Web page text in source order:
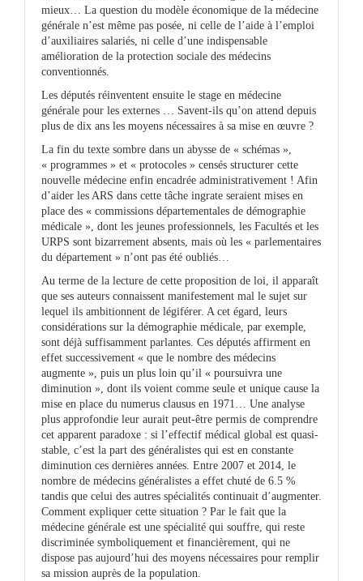
mieux… La question du modèle économique de la médecine
générale n’est même pas posée, ni celle de l’aide à l’emploi
d’auxiliaires salariés, ni celle d’une indispensable
amélioration de la protection sociale des médecins
conventionnés.
Les députés réinventent ensuite le stage en médecine
générale pour les externes … Savent-ils qu’on attend depuis
plus de dix ans les moyens nécessaires à sa mise en œuvre ?
La fin du texte sombre dans un abysse de « schémas »,
« programmes » et « protocoles » censés structurer cette
nouvelle médecine enfin encadrée administrativement ! Afin
d’aider les ARS dans cette tâche ingrate seraient mises en
place des « commissions départementales de démographie
médicale », dont les jeunes professionnels, les Facultés et les
URPS sont bizarrement absents, mais où les « parlementaires
du département » n’ont pas été oubliés…
Au terme de la lecture de cette proposition de loi, il apparaît
que ses auteurs connaissent manifestement mal le sujet sur
lequel ils ambitionnent de légiférer. A cet égard, leurs
considérations sur la démographie médicale, par exemple,
sont déjà suffisamment parlantes. Ces députés affirment en
effet successivement « que le nombre des médecins
augmente », puis un plus loin qu’il « poursuivra une
diminution », dont ils voient comme seule et unique cause la
mise en place du numerus clausus en 1971… Une analyse
plus approfondie leur aurait peut-être permis de comprendre
cet apparent paradoxe : si l’effectif médical global est quasi-
stable, c’est la part des généralistes qui est en constante
diminution ces dernières années. Entre 2007 et 2014, le
nombre de médecins généralistes a effet chuté de 6.5 %
tandis que celui des autres spécialités continuait d’augmenter.
Comment expliquer cette situation ? Par le fait que la
médecine générale est une spécialité qui souffre, qui reste
discriminée symboliquement et financièrement, qui ne
dispose pas aujourd’hui des moyens nécessaires pour remplir
sa mission auprès de la population.